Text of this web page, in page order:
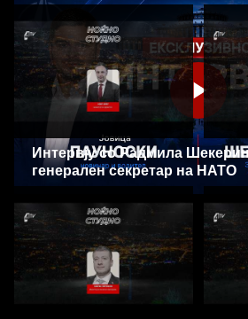
Интервју со Радмила
генерален секретар на НАТО
„Ноќно студио“ со Азир Алиу,
министер за здравство
18.06.2026
„Ноќно